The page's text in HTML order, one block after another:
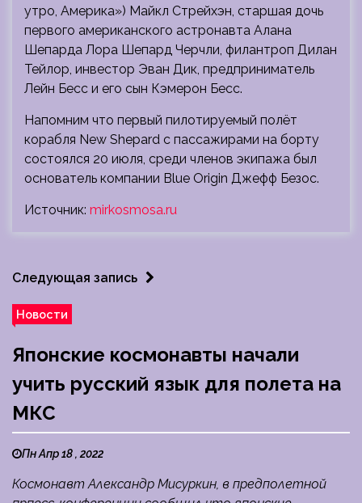
утро, Америка») Майкл Стрейхэн, старшая дочь
первого американского астронавта Алана
Шепарда Лора Шепард Черчли, филантроп Дилан
Тейлор, инвестор Эван Дик, предприниматель
Лейн Бесс и его сын Кэмерон Бесс.
Напомним что первый пилотируемый полёт
корабля New Shepard с пассажирами на борту
состоялся 20 июля, среди членов экипажа был
основатель компании Blue Origin Джефф Безос.
Источник: mirkosmosa.ru
Следующая запись
Новости
Японские космонавты начали
учить русский язык для полета на
МКС
Пн Апр 18 , 2022
Космонавт Александр Мисуркин, в предполетной